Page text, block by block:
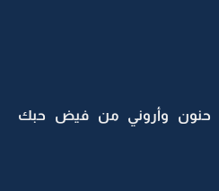
حنون وأروني من فيض حبك